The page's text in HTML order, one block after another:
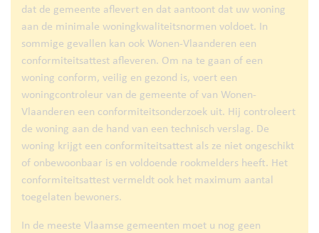
dat de gemeente aflevert en dat aantoont dat uw woning
aan de minimale woningkwaliteitsnormen voldoet. In
sommige gevallen kan ook Wonen-Vlaanderen een
conformiteitsattest afleveren. Om na te gaan of een
woning conform, veilig en gezond is, voert een
woningcontroleur van de gemeente of van Wonen-
Vlaanderen een conformiteitsonderzoek uit. Hij controleert
de woning aan de hand van een technisch verslag. De
woning krijgt een conformiteitsattest als ze niet ongeschikt
of onbewoonbaar is en voldoende rookmelders heeft. Het
conformiteitsattest vermeldt ook het maximum aantal
toegelaten bewoners.
In de meeste Vlaamse gemeenten moet u nog geen